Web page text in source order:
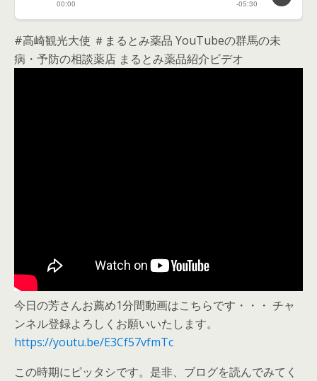
#高崎観光大使 ＃まるとみ薬品 YouTubeの群馬の未
病・予防の相談薬店 まるとみ薬品紹介ビデオ
今日の芳さんお薦め1分間動画はこちらです・・・ チャ
ンネル登録よろしくお願いいたします。
https://youtu.be/E3Cf57vfmTc
この時期にピッタシです。是非、ブログを読んでみてく